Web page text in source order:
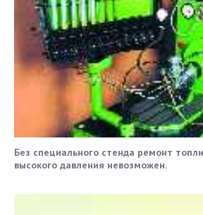
Без специального стенда ремонт
высокого давления невозможен.